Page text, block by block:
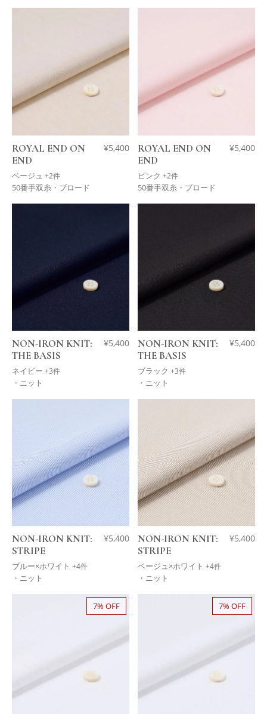
ROYAL END ON
END
ベージュ +2件
¥5,400
50番手双糸・ブロード
ROYAL END ON
END
ピンク +2件
¥5,400
50番手双糸・ブロード
NON-IRON KNIT:
THE BASIS
ネイビー +3件
¥5,400
・ニット
NON-IRON KNIT:
THE BASIS
ブラック +3件
¥5,400
・ニット
NON-IRON KNIT:
STRIPE
ブルー×ホワイト +4件
¥5,400
・ニット
NON-IRON KNIT:
STRIPE
ベージュ×ホワイト +4件
¥5,400
・ニット
7% OFF 7% OFF